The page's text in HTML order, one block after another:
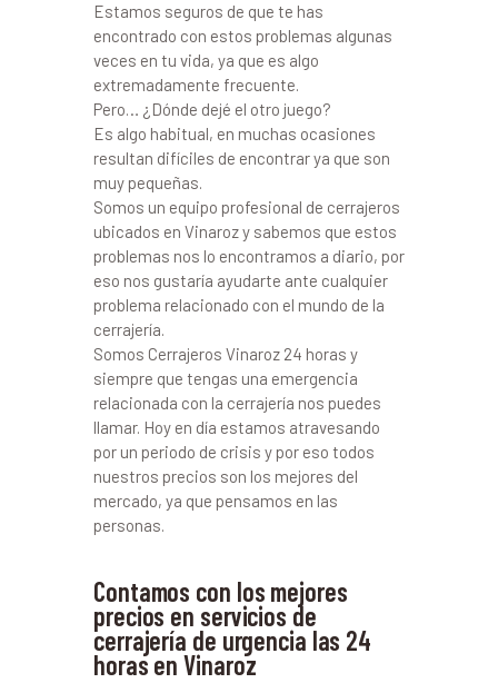
Estamos seguros de que te has
encontrado con estos problemas algunas
veces en tu vida, ya que es algo
extremadamente frecuente.
Pero… ¿Dónde dejé el otro juego?
Es algo habitual, en muchas ocasiones
resultan difíciles de encontrar ya que son
muy pequeñas.
Somos un equipo profesional de cerrajeros
ubicados en Vinaroz y sabemos que estos
problemas nos lo encontramos a diario, por
eso nos gustaría ayudarte ante cualquier
problema relacionado con el mundo de la
cerrajería.
Somos Cerrajeros Vinaroz 24 horas y
siempre que tengas una emergencia
relacionada con la cerrajería nos puedes
llamar. Hoy en día estamos atravesando
por un periodo de crisis y por eso todos
nuestros precios son los mejores del
mercado, ya que pensamos en las
personas.
Contamos con los mejores
precios en servicios de
cerrajería de urgencia las 24
horas en Vinaroz